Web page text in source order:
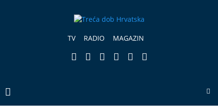
TV RADIO MAGAZIN